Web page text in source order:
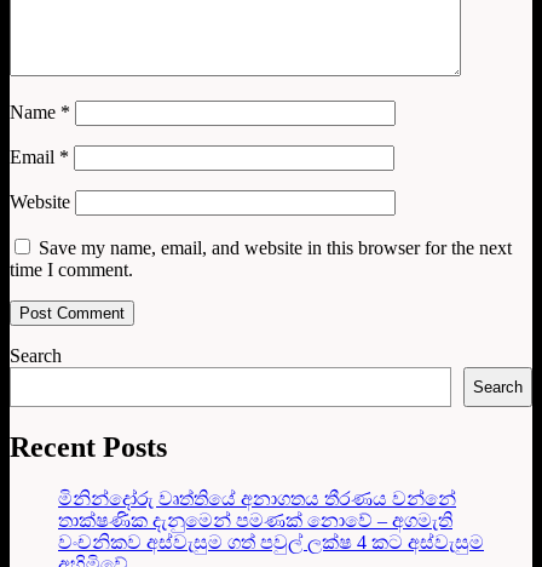
Name *
Email *
Website
Save my name, email, and website in this browser for the next
time I comment.
Search
Search
Recent Posts
මිනින්දෝරු වෘත්තියේ අනාගතය තීරණය වන්නේ
තාක්ෂණික දැනුමෙන් පමණක් නොවේ – අගමැති
වංචනිකව අස්වැසුම ගත් පවුල් ලක්ෂ 4 කට අස්වැසුම